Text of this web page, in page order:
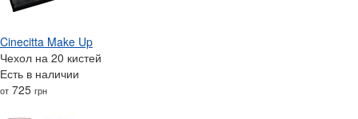
Cinecitta Make Up
Чехол на 20 кистей
Есть в наличии
от 725 грн